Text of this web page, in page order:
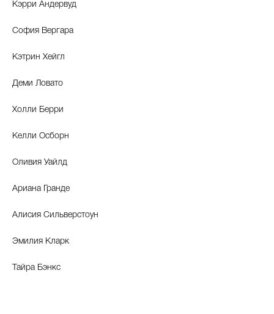
Викторины
Кэрри Андервуд
София Вергара
Кэтрин Хейгл
Деми Ловато
Холли Берри
Келли Осборн
Оливия Уайлд
Ариана Гранде
Алисия Сильверстоун
Эмилия Кларк
Тайра Бэнкс